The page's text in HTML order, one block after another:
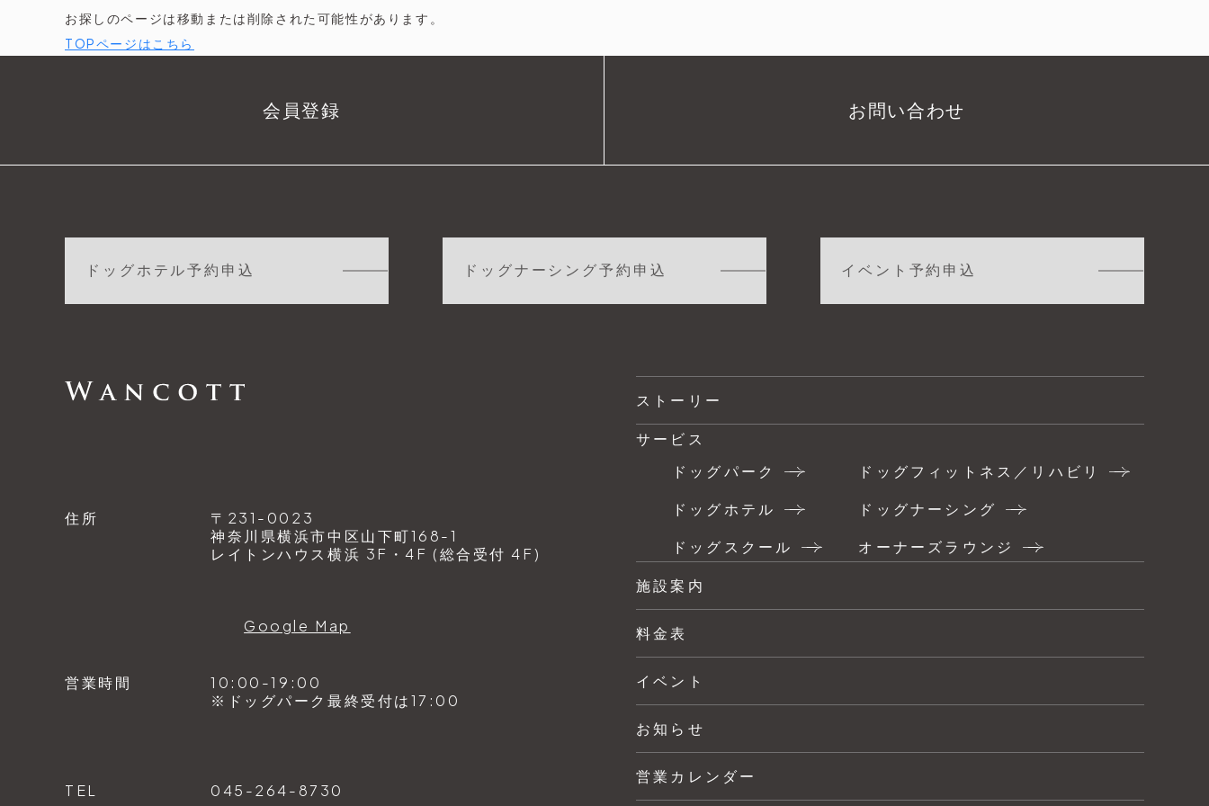
お探しのページは移動または削除された可能性があります。
TOPページはこちら
会員登録 お問い合わせ
ドッグホテル予約申込 ドッグナーシング予約申込 イベント予約申込
ストーリー
サービス
ドッグパーク
ドッグホテル
ドッグスクール
ドッグフィットネス／リハビリ
ドッグナーシング
オーナーズラウンジ
施設案内
料金表
イベント
お知らせ
営業カレンダー
住所
〒231-0023
神奈川県横浜市中区山下町168-1
レイトンハウス横浜 3F・4F (総合受付 4F)
Google Map
営業時間
10:00-19:00
※ドッグパーク最終受付は17:00
TEL 045-264-8730